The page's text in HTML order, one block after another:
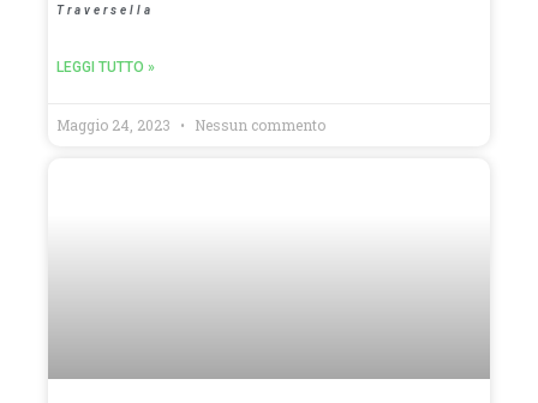
Traversella
LEGGI TUTTO »
Maggio 24, 2023 Nessun commento